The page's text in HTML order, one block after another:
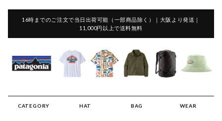
16時までのご注文で当日出荷可能（一部商品除く）｜大阪より発送｜
11,000円以上で送料無料
CATEGORY HAT BAG WEAR